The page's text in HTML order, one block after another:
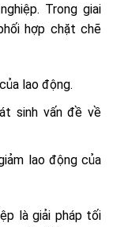
Trong giai
hợp chặt chẽ
lao động.
sinh vấn đề về
lao động của
là giải pháp tối